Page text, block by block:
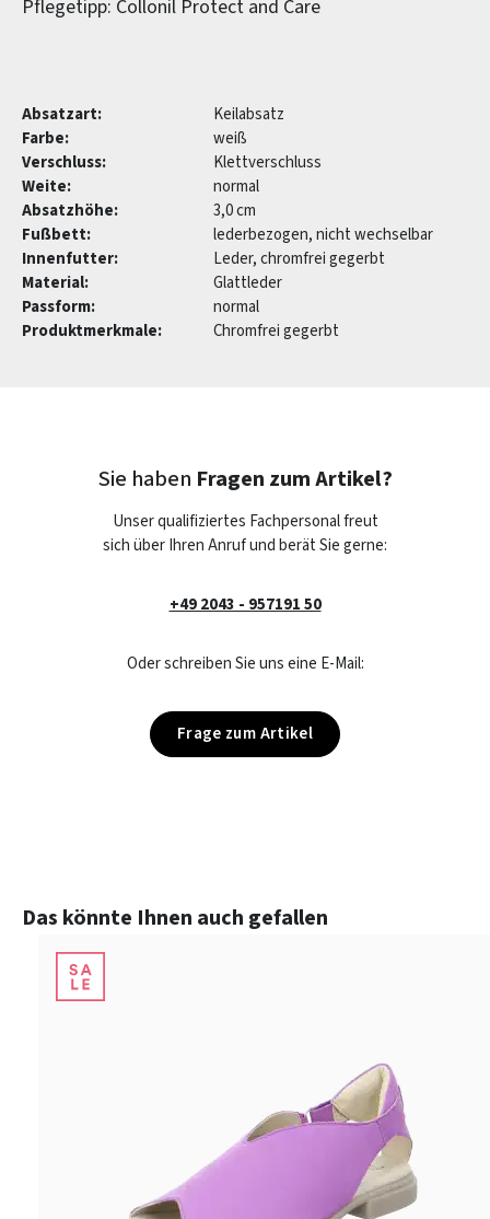
Pflegetipp: Collonil Protect and Care
Absatzart:
Keilabsatz
Farbe:
weiß
Verschluss:
Klettverschluss
Weite:
normal
Absatzhöhe:
3,0 cm
Fußbett:
lederbezogen, nicht wechselbar
Innenfutter:
Leder, chromfrei gegerbt
Material:
Glattleder
Passform:
normal
Produktmerkmale:
Chromfrei gegerbt
Sie haben Fragen zum Artikel?
Unser qualifiziertes Fachpersonal freut
sich über Ihren Anruf und berät Sie gerne:
+49 2043 - 957191 50
Oder schreiben Sie uns eine E-Mail:
Frage zum Artikel
Produktgalerie überspringen
Das könnte Ihnen auch gefallen